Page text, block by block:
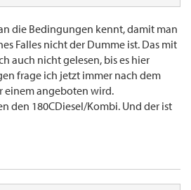
die Bedingungen kennt, damit man
Falles nicht der Dumme ist. Das mit
auch nicht gelesen, bis es hier
frage ich jetzt immer nach dem
einem angeboten wird.
den 180CDiesel/Kombi. Und der ist